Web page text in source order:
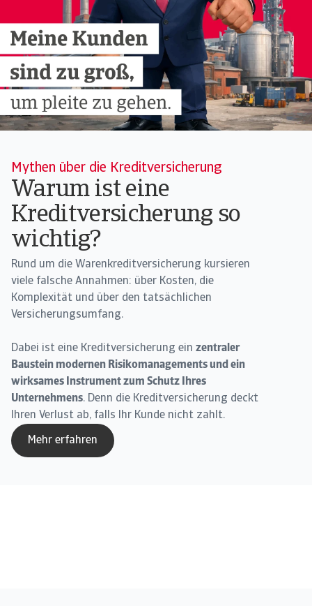
Mythen über die Kreditversicherung
Warum ist eine
Kreditversicherung so
wichtig?
Rund um die Warenkreditversicherung kursieren
viele falsche Annahmen: über Kosten, die
Komplexität und über den tatsächlichen
Versicherungsumfang.
Dabei ist eine Kreditversicherung ein zentraler
Baustein modernen Risikomanagements und ein
wirksames Instrument zum Schutz Ihres
Unternehmens. Denn die Kreditversicherung deckt
Ihren Verlust ab, falls Ihr Kunde nicht zahlt.
Mehr erfahren